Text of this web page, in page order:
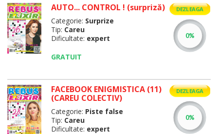
AUTO... CONTROL ! (surpriză)
Categorie: Surprize
Tip: Careu
Dificultate: expert
GRATUIT
DEZLEAGA
FACEBOOK ENIGMISTICA (11)
(CAREU COLECTIV)
Categorie: Piste false
Tip: Careu
Dificultate: expert
DEZLEAGA